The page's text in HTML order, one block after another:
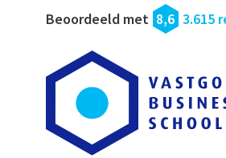
Beoordeeld met 8,6 3.615